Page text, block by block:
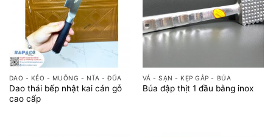
DAO - KÉO - MUỖNG - NĨA - ĐŨA
Dao thái bếp nhật kai cán gỗ
cao cấp
VÁ - SẠN - KẸP GẮP - BÚA
Búa đập thịt 1 đầu bằng inox